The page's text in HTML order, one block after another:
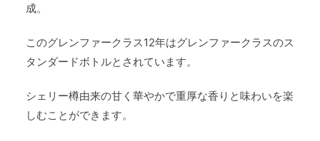
成。
このグレンファークラス12年はグレンファークラスのス
タンダードボトルとされています。
シェリー樽由来の甘く華やかで重厚な香りと味わいを楽
しむことができます。